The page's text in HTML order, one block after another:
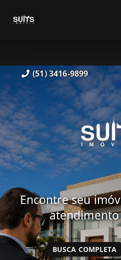
(51) 3416-9899
Encontre seu
BUSCA COMPLETA